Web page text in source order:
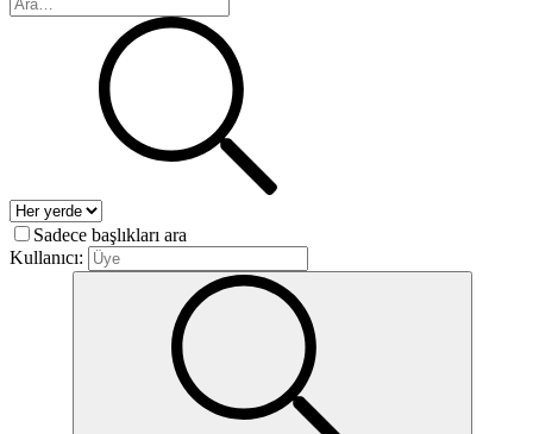
Sadece başlıkları ara
Kullanıcı: